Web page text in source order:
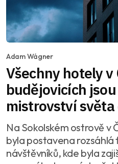
Adam Wágner
Všechny hotely v
budějovicích
mistrovství světa
Na Sokolském ostrově v
byla postavena
návštěvníků, kde byla